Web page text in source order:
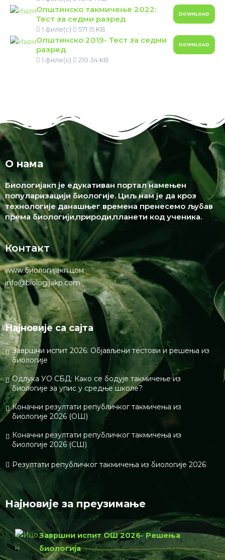
Општинско такмичење 2022:
Тест за седми разред
1 филе(с) 571.15 KB
DOWNLOAD
Општинско 2019- Тест за седми
разред
1 филе(с) 210.34 KB
DOWNLOAD
О нама
Биологијакп је едукативан портал намењен
популаризацији биологије. Циљ нам је да кроз
технологије данашњег времена пренесемо љубав
према биологији,природи,планети код ученика.
Контакт
www.биологијакп.цом
info@biologijakp.com
Најновије са сајта
Завршни испит 2026: Објављени тестови и решења из
биологије
Одлука УО СБД: Како се бодује такмичење из
биологије за упис у средње школе?
Коначни резултати републичког такмичења из
биологије 2026 (ОШ)
Коначни резултати републичког такмичења из
биологије 2026 (СШ)
Резултати републичког такмичења из биологије 2026
Најновије за преузимање
Завршни испит ОШ 2026- Решења
биологија